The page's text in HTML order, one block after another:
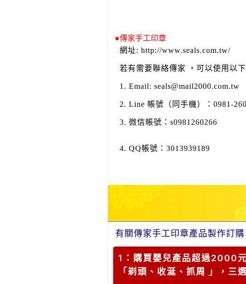
●傳家手工印章
網址: http://www.seals.com.tw/
若有需要聯絡傳家 ，可以使用以下
1. Email: seals@mail2000.com.tw
2. Line 帳號（同手機）：0981-
3. 微信帳號：s0981260266
4. QQ帳號：3013939189
有關傳家手工印章產品製作訂
1 ：購買嬰兒產品超過2000
「剃頭、收涎、抓周 」，三